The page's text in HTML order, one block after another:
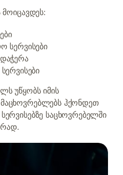
მოიცავდეს:
სერვისები
უწყობს იმის
ჰქონდეთ
საცხოვრებელში